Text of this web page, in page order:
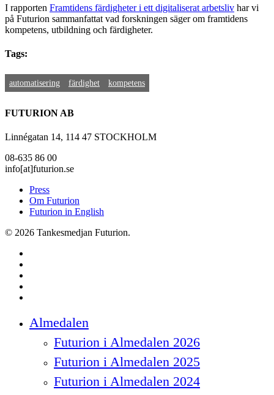
I rapporten Framtidens färdigheter i ett digitaliserat arbetsliv har vi
på Futurion sammanfattat vad forskningen säger om framtidens
kompetens, utbildning och färdigheter.
Tags:
automatisering färdighet kompetens
FUTURION AB
Linnégatan 14, 114 47 STOCKHOLM
08-635 86 00
info[at]futurion.se
Press
Om Futurion
Futurion in English
© 2026 Tankesmedjan Futurion.
Menu
Almedalen
Futurion i Almedalen 2026
Futurion i Almedalen 2025
Futurion i Almedalen 2024